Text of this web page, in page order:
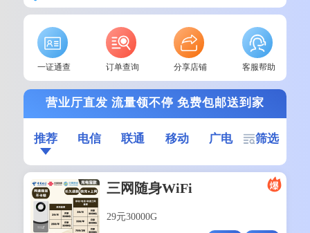
一证通查 订单查询 分享店铺 客服帮助
营业厅直发 流量领不停 免费包邮送到家
推荐 电信 联通 移动 广电 筛选
三网随身WiFi
29元30000G